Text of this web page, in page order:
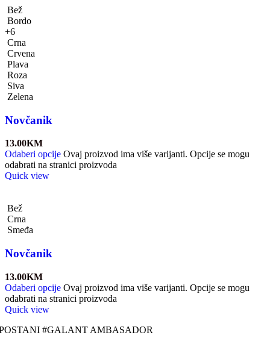
Bež
Bordo
+6
Crna
Crvena
Plava
Roza
Siva
Zelena
Novčanik
13.00KM
Odaberi opcije Ovaj proizvod ima više varijanti. Opcije se mogu
odabrati na stranici proizvoda
Quick view
Bež
Crna
Smeđa
Novčanik
13.00KM
Odaberi opcije Ovaj proizvod ima više varijanti. Opcije se mogu
odabrati na stranici proizvoda
Quick view
#GALANT AMBASADOR